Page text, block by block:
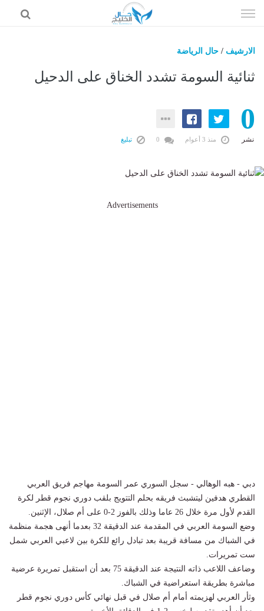
الى
الارشيف / حال الرياضة
ثنائية السومة تشدد الخناق على الدحيل
0
نشر منذ 3 أعوام تبليغ
Advertisements
دبي - هبه الوهالي - سجل السوري عمر السومة مهاجم فريق العربي
القطري هدفين ليتشبث فريقه بحلم التتويج بلقب دوري نجوم قطر لكرة
القدم لأول مرة خلال 26 عاما وذلك بالفوز 2-0 على أم صلال، الإثنين.
وضع السومة العربي في المقدمة عند الدقيقة 32 بعدما أنهى هجمة منظمة
في الشباك من مسافة قريبة بعد تبادل رائع للكرة بين لاعبي العربي شمل
ست تمريرات.
وضاعف اللاعب ذاته النتيجة عند الدقيقة 75 بعد أن استقبل تمريرة عرضية
مباشرة بطريقة استعراضية في الشباك.
وثأر العربي لهزيمته أمام أم صلال في قبل نهائي كأس دوري نجوم قطر
حال السعودية